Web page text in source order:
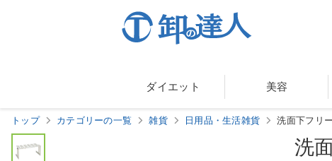
ダイエット 美容
トップ カテゴリーの一覧 雑貨 日用品・生活雑貨 洗面下フリ
洗